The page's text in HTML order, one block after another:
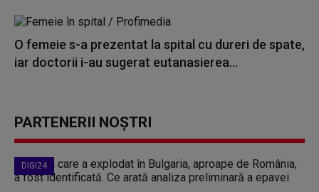
O femeie s-a prezentat la spital cu dureri de spate,
iar doctorii i-au sugerat eutanasierea...
PARTENERII NOȘTRI
DIGI24